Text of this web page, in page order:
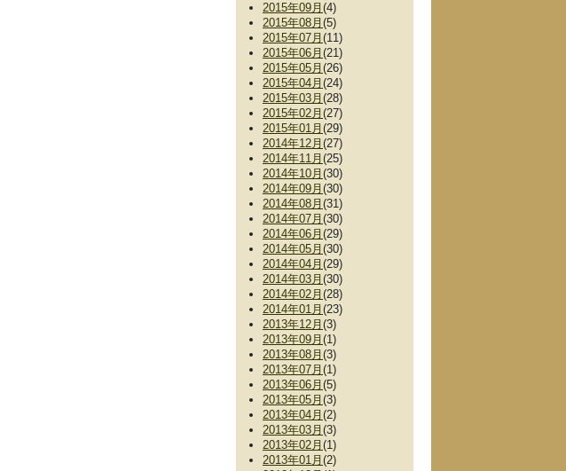
2015年09月 (4)
2015年08月 (5)
2015年07月 (11)
2015年06月 (21)
2015年05月 (26)
2015年04月 (24)
2015年03月 (28)
2015年02月 (27)
2015年01月 (29)
2014年12月 (27)
2014年11月 (25)
2014年10月 (30)
2014年09月 (30)
2014年08月 (31)
2014年07月 (30)
2014年06月 (29)
2014年05月 (30)
2014年04月 (29)
2014年03月 (30)
2014年02月 (28)
2014年01月 (23)
2013年12月 (3)
2013年09月 (1)
2013年08月 (3)
2013年07月 (1)
2013年06月 (5)
2013年05月 (3)
2013年04月 (2)
2013年03月 (3)
2013年02月 (1)
2013年01月 (2)